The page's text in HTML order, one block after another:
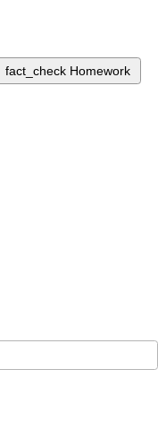
fact_check Homework